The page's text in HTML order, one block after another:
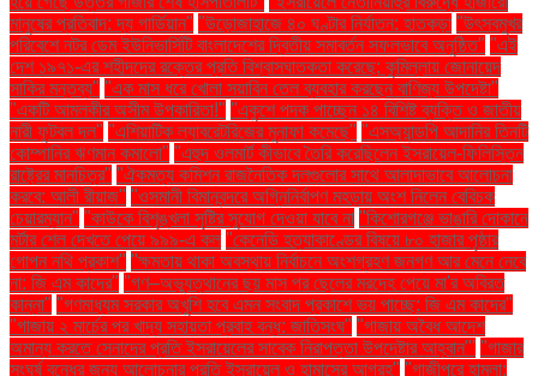
মানুষের প্রতিবাদ: দ্য গার্ডিয়ান" "উড়োজাহাজে ৪০ ঘণ্টার নির্যাতন: হাতকড়া "উৎসবমুখর
পরিবেশে নটর ডেম ইউনিভার্সিটি বাংলাদেশের দ্বিতীয় সমাবর্তন সফলভাবে অনুষ্ঠিত" "এই
দেশ ১৯৭১-এর শহীদদের রক্তের প্রতি বিশ্বাসঘাতকতা করেছে: কুমিল্লায় জোনায়েদ
সাকির মন্তব্য" "এক মাস ধরে খোলা সয়াবিন তেল ব্যবহার করছেন বাণিজ্য উপদেষ্টা"
"একটি আমলকীর অসীম উপকারিতা!" "একুশে পদক পাচ্ছেন ১৪ বিশিষ্ট ব্যক্তি ও জাতীয়
নারী ফুটবল দল" "এশিয়াটিক ল্যাবরেটরিজের মুনাফা কমেছে" "এসঅ্যান্ডপি আদানির তিনটি
কোম্পানির ঋণমান কমালো" "এহুদ ওলমার্ট কীভাবে তৈরি করেছিলেন ইসরায়েল-ফিলিস্তিন
রাষ্ট্রের মানচিত্র" "ঐকমত্য কমিশন রাজনৈতিক দলগুলোর সাথে আলাদাভাবে আলোচনা
করবে: আলী রীয়াজ" "ওসমানী বিমানবন্দরে অগ্নিনির্বাপণ মহড়ায় অংশ নিলেন বেবিচক
চেয়ারম্যান" "কাউকে বিশৃঙ্খলা সৃষ্টির সুযোগ দেওয়া যাবে না "কিশোরগঞ্জে ভাঙারি দোকানে
মর্টার শেল দেখতে পেয়ে ৯৯৯-এ কল "কেনেডি হত্যাকাণ্ডের বিষয়ে ৮০ হাজার পৃষ্ঠার
গোপন নথি প্রকাশ" "ক্ষমতায় থাকা অবস্থায় নির্বাচনে অংশগ্রহণ জনগণ আর মেনে নেবে
না: জি এম কাদের" "গণ–অভ্যুত্থানের ছয় মাস পর ছেলের মরদেহ পেয়ে মা'র অবিরত
কান্না" "গণমাধ্যম সরকার অখুশি হবে এমন সংবাদ প্রকাশে ভয় পাচ্ছে: জি এম কাদের"
"গাজায় ২ মার্চের পর খাদ্য সহায়তা প্রবাহ বন্ধ: জাতিসংঘ" "গাজায় অবৈধ আদেশ
অমান্য করতে সেনাদের প্রতি ইসরায়েলের সাবেক নিরাপত্তা উপদেষ্টার আহ্বান"' "গাজার
সংঘর্ষ বন্ধের জন্য আলোচনার প্রতি ইসরায়েল ও হামাসের আগ্রহ" "গাজীপুরে হামলা: